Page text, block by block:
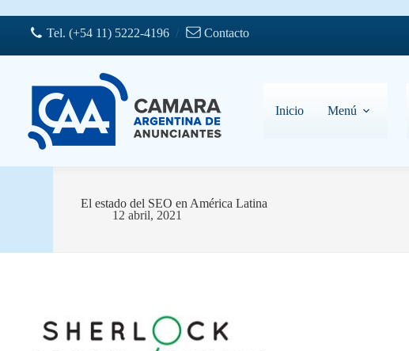
al
contenidoTel. (+54 11) 5222-4196/ Contacto
Inicio Menú
El estado del SEO en América Latina
12 abril, 2021